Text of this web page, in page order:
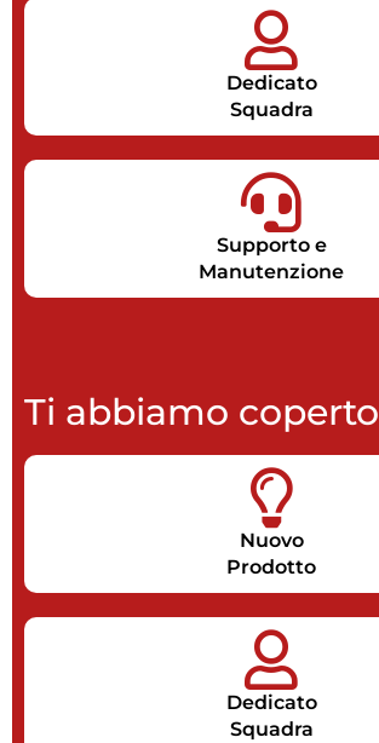
Dedicato
Squadra
Supporto e
Manutenzione
Ti abbiamo coperto
Nuovo
Prodotto
Dedicato
Squadra